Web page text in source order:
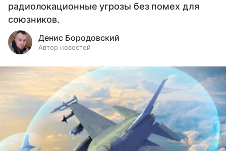
радиолокационные угрозы без помех для
союзников.
Денис Бородовский
Автор новостей